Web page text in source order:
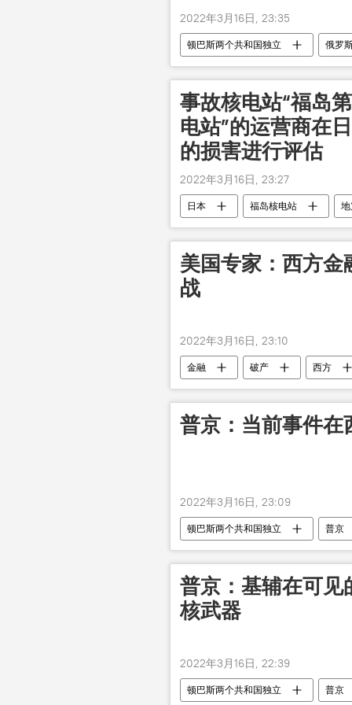
2022年3月16日, 23:35
顿巴斯两个共和国独立 俄罗
事故核电站“福岛
电站”的运营商在
的损害进行评估
2022年3月16日, 23:27
日本 福岛核电站
美国专家：西方
战
2022年3月16日, 23:10
金融 破产 西方
普京：当前事件在
2022年3月16日, 23:09
顿巴斯两个共和国独立 普京
普京：基辅在可见
核武器
2022年3月16日, 22:39
顿巴斯两个共和国独立 普京